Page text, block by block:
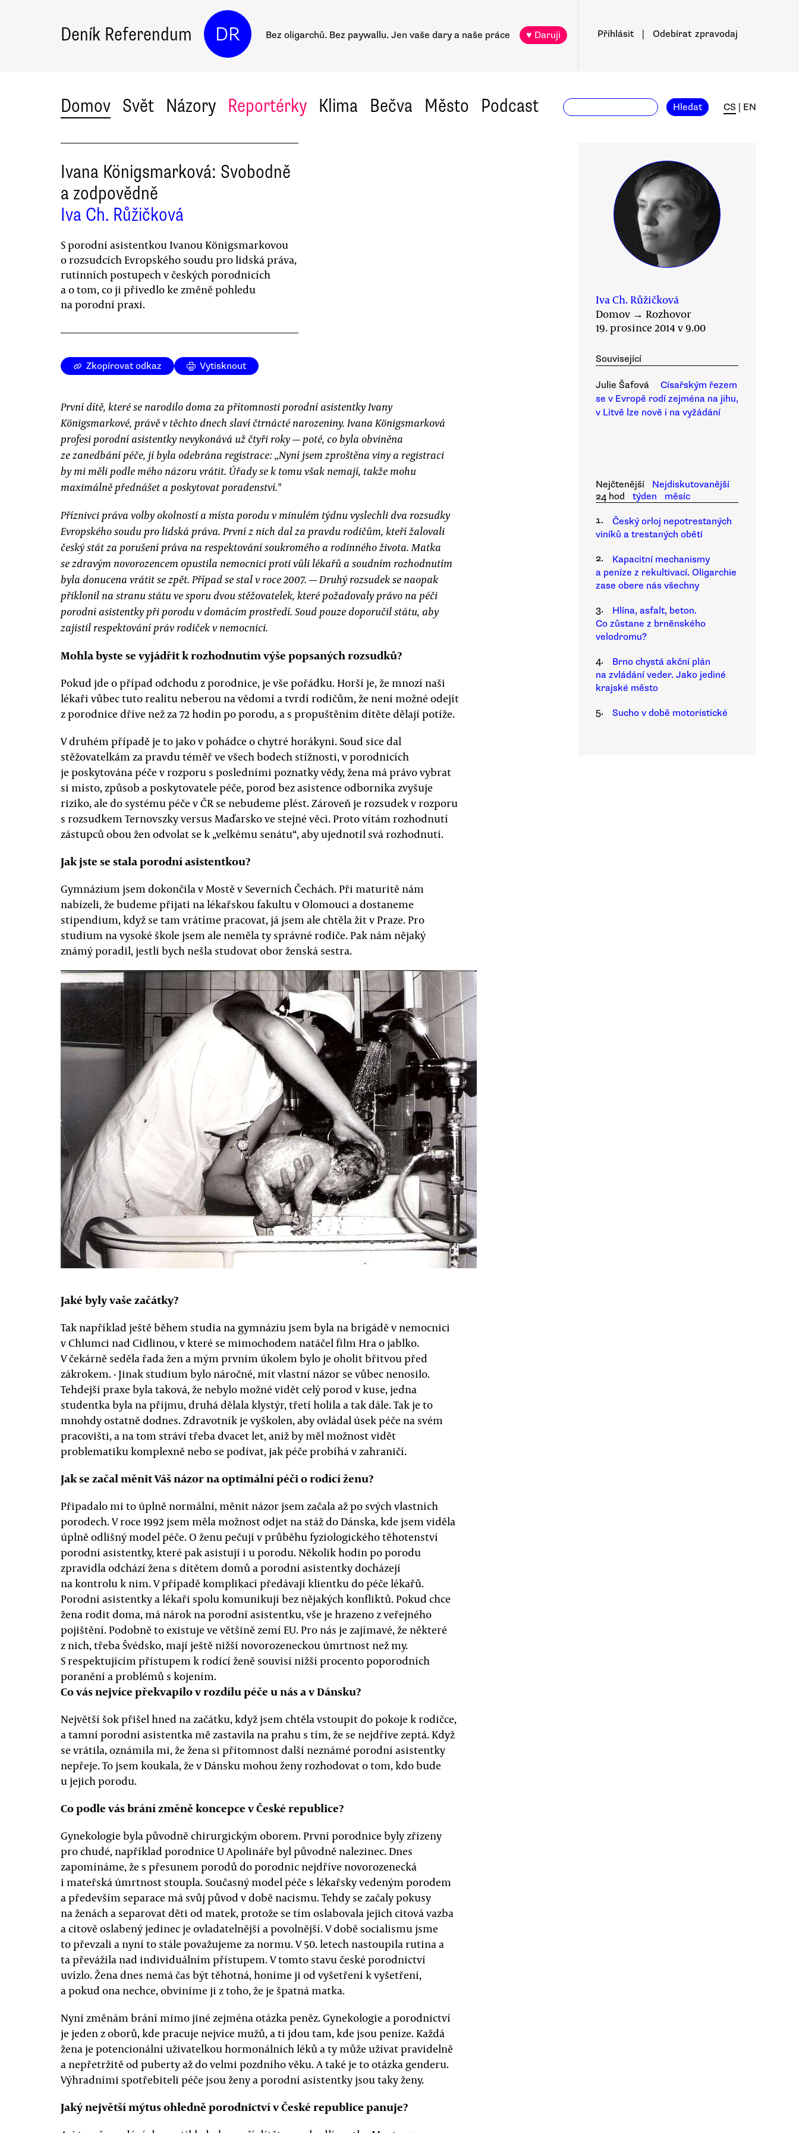
Deník Referendum DR Bez oligarchů. Bez paywallu. Jen vaše dary a naše práce ♥ Daruji Přihlásit Odebírat zpravodaj
Domov Svět Názory Reportérky Klima Bečva Město Podcast Hledat CS EN
Ivana Königsmarková: Svobodně
a zodpovědně
Iva Ch. Růžičková
S porodní asistentkou Ivanou Königsmarkovou
o rozsudcích Evropského soudu pro lidská práva,
rutinních postupech v českých porodnicích
a o tom, co ji přivedlo ke změně pohledu
na porodní praxi.
Zkopírovat odkaz Vytisknout
První dítě, které se narodilo doma za přítomnosti porodní asistentky Ivany
Königsmarkové, právě v těchto dnech slaví čtrnácté narozeniny. Ivana Königsmarková
profesi porodní asistentky nevykonává už čtyři roky — poté, co byla obviněna
ze zanedbání péče, jí byla odebrána registrace: „Nyní jsem zproštěna viny a registraci
by mi měli podle mého názoru vrátit. Úřady se k tomu však nemají, takže mohu
maximálně přednášet a poskytovat poradenství."
Příznivci práva volby okolností a místa porodu v minulém týdnu vyslechli dva rozsudky
Evropského soudu pro lidská práva. První z nich dal za pravdu rodičům, kteří žalovali
český stát za porušení práva na respektování soukromého a rodinného života. Matka
se zdravým novorozencem opustila nemocnici proti vůli lékařů a soudním rozhodnutím
byla donucena vrátit se zpět. Případ se stal v roce 2007. — Druhý rozsudek se naopak
přiklonil na stranu státu ve sporu dvou stěžovatelek, které požadovaly právo na péči
porodní asistentky při porodu v domácím prostředí. Soud pouze doporučil státu, aby
zajistil respektování práv rodiček v nemocnici.
Mohla byste se vyjádřit k rozhodnutím výše popsaných rozsudků?
Pokud jde o případ odchodu z porodnice, je vše pořádku. Horší je, že mnozí naši
lékaři vůbec tuto realitu neberou na vědomí a tvrdí rodičům, že není možné odejít
z porodnice dříve než za 72 hodin po porodu, a s propuštěním dítěte dělají potíže.
V druhém případě je to jako v pohádce o chytré horákyni. Soud sice dal
stěžovatelkám za pravdu téměř ve všech bodech stížnosti, v porodnicích
je poskytována péče v rozporu s posledními poznatky vědy, žena má právo vybrat
si místo, způsob a poskytovatele péče, porod bez asistence odborníka zvyšuje
riziko, ale do systému péče v ČR se nebudeme plést. Zároveň je rozsudek v rozporu
s rozsudkem Ternovszky versus Maďarsko ve stejné věci. Proto vítám rozhodnutí
zástupců obou žen odvolat se k „velkému senátu“, aby ujednotil svá rozhodnutí.
Jak jste se stala porodní asistentkou?
Gymnázium jsem dokončila v Mostě v Severních Čechách. Při maturitě nám
nabízeli, že budeme přijati na lékařskou fakultu v Olomouci a dostaneme
stipendium, když se tam vrátíme pracovat, já jsem ale chtěla žít v Praze. Pro
studium na vysoké škole jsem ale neměla ty správné rodiče. Pak nám nějaký
známý poradil, jestli bych nešla studovat obor ženská sestra.
Jaké byly vaše začátky?
Tak například ještě během studia na gymnáziu jsem byla na brigádě v nemocnici
v Chlumci nad Cidlinou, v které se mimochodem natáčel film Hra o jablko.
V čekárně seděla řada žen a mým prvním úkolem bylo je oholit břitvou před
zákrokem. - Jinak studium bylo náročné, mít vlastní názor se vůbec nenosilo.
Tehdejší praxe byla taková, že nebylo možné vidět celý porod v kuse, jedna
studentka byla na příjmu, druhá dělala klystýr, třetí holila a tak dále. Tak je to
mnohdy ostatně dodnes. Zdravotník je vyškolen, aby ovládal úsek péče na svém
pracovišti, a na tom stráví třeba dvacet let, aniž by měl možnost vidět
problematiku komplexně nebo se podívat, jak péče probíhá v zahraničí.
Jak se začal měnit Váš názor na optimální péči o rodící ženu?
Připadalo mi to úplně normální, měnit názor jsem začala až po svých vlastních
porodech. V roce 1992 jsem měla možnost odjet na stáž do Dánska, kde jsem viděla
úplně odlišný model péče. O ženu pečují v průběhu fyziologického těhotenství
porodní asistentky, které pak asistují i u porodu. Několik hodin po porodu
zpravidla odchází žena s dítětem domů a porodní asistentky docházejí
na kontrolu k nim. V případě komplikací předávají klientku do péče lékařů.
Porodní asistentky a lékaři spolu komunikují bez nějakých konfliktů. Pokud chce
žena rodit doma, má nárok na porodní asistentku, vše je hrazeno z veřejného
pojištění. Podobně to existuje ve většině zemí EU. Pro nás je zajímavé, že některé
z nich, třeba Švédsko, mají ještě nižší novorozeneckou úmrtnost než my.
S respektujícím přístupem k rodící ženě souvisí nižší procento poporodních
poranění a problémů s kojením.
Co vás nejvíce překvapilo v rozdílu péče u nás a v Dánsku?
Největší šok přišel hned na začátku, když jsem chtěla vstoupit do pokoje k rodičce,
a tamní porodní asistentka mě zastavila na prahu s tím, že se nejdříve zeptá. Když
se vrátila, oznámila mi, že žena si přítomnost další neznámé porodní asistentky
nepřeje. To jsem koukala, že v Dánsku mohou ženy rozhodovat o tom, kdo bude
u jejich porodu.
Co podle vás brání změně koncepce v České republice?
Gynekologie byla původně chirurgickým oborem. První porodnice byly zřízeny
pro chudé, například porodnice U Apolináře byl původně nalezinec. Dnes
zapomínáme, že s přesunem porodů do porodnic nejdříve novorozenecká
i mateřská úmrtnost stoupla. Současný model péče s lékařsky vedeným porodem
a především separace má svůj původ v době nacismu. Tehdy se začaly pokusy
na ženách a separovat děti od matek, protože se tím oslabovala jejich citová vazba
a citově oslabený jedinec je ovladatelnější a povolnější. V době socialismu jsme
to převzali a nyní to stále považujeme za normu. V 50. letech nastoupila rutina a
ta převážila nad individuálním přístupem. V tomto stavu české porodnictví
uvízlo. Žena dnes nemá čas být těhotná, honíme ji od vyšetření k vyšetření,
a pokud ona nechce, obviníme ji z toho, že je špatná matka.
Nyní změnám brání mimo jiné zejména otázka peněz. Gynekologie a porodnictví
je jeden z oborů, kde pracuje nejvíce mužů, a ti jdou tam, kde jsou peníze. Každá
žena je potencionální uživatelkou hormonálních léků a ty může užívat pravidelně
a nepřetržitě od puberty až do velmi pozdního věku. A také je to otázka genderu.
Výhradními spotřebiteli péče jsou ženy a porodní asistentky jsou taky ženy.
Jaký největší mýtus ohledně porodnictví v České republice panuje?
Iva Ch. Růžičková
Domov → Rozhovor
19. prosince 2014 v 9.00
Související
Julie Šafová
Císařským řezem
se v Evropě rodí zejména na jihu,
v Litvě lze nově i na vyžádání
Nejčtenější
Nejdiskutovanější
24 hod
týden
měsíc
1.
Český orloj nepotrestaných
viníků a trestaných obětí
2.
Kapacitní mechanismy
a peníze z rekultivací. Oligarchie
zase obere nás všechny
3.
Hlína, asfalt, beton.
Co zůstane z brněnského
velodromu?
4.
Brno chystá akční plán
na zvládání veder. Jako jediné
krajské město
5.
Sucho v době motoristické